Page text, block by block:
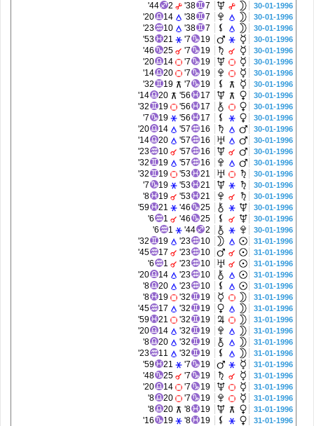
30-01-1996
7
38'
2
44'
30-01-1996
7
38'
14
20'
30-01-1996
7
38'
10
23'
30-01-1996
19
7'
21
53'
30-01-1996
19
7'
25
46'
30-01-1996
19
7'
14
20'
30-01-1996
19
7'
20
14'
30-01-1996
19
7'
19
32'
30-01-1996
17
56'
20
14'
30-01-1996
17
56'
19
32'
30-01-1996
17
56'
19
7'
30-01-1996
16
57'
14
20'
30-01-1996
16
57'
20
14'
30-01-1996
16
57'
10
23'
30-01-1996
16
57'
19
32'
30-01-1996
21
53'
19
32'
30-01-1996
21
53'
19
7'
30-01-1996
21
53'
19
8'
30-01-1996
25
46'
21
59'
30-01-1996
25
46'
1
6'
30-01-1996
2
44'
1
6'
31-01-1996
10
23'
19
32'
31-01-1996
10
23'
17
45'
31-01-1996
10
23'
1
6'
31-01-1996
10
23'
14
20'
31-01-1996
10
23'
20
8'
31-01-1996
19
32'
19
8'
31-01-1996
19
32'
17
45'
31-01-1996
19
32'
21
59'
31-01-1996
19
32'
14
20'
31-01-1996
19
32'
20
8'
31-01-1996
19
32'
11
23'
31-01-1996
19
7'
21
59'
31-01-1996
19
7'
25
48'
31-01-1996
19
7'
14
20'
31-01-1996
19
7'
20
8'
31-01-1996
19
8'
20
8'
31-01-1996
19
8'
19
16'